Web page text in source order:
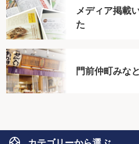
メディア掲載
た
門前仲町みな